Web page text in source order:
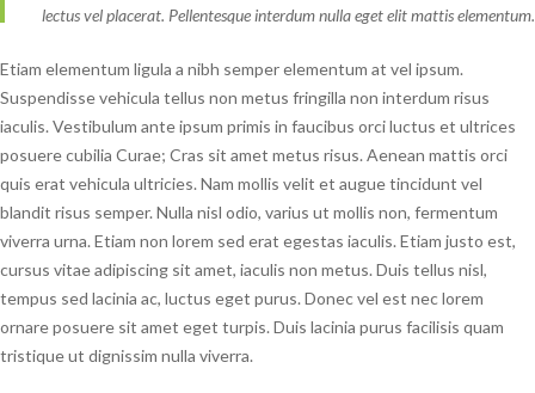
lectus vel placerat. Pellentesque interdum nulla eget elit mattis elementum.
Etiam elementum ligula a nibh semper elementum at vel ipsum.
Suspendisse vehicula tellus non metus fringilla non interdum risus
iaculis. Vestibulum ante ipsum primis in faucibus orci luctus et ultrices
posuere cubilia Curae; Cras sit amet metus risus. Aenean mattis orci
quis erat vehicula ultricies. Nam mollis velit et augue tincidunt vel
blandit risus semper. Nulla nisl odio, varius ut mollis non, fermentum
viverra urna. Etiam non lorem sed erat egestas iaculis. Etiam justo est,
cursus vitae adipiscing sit amet, iaculis non metus. Duis tellus nisl,
tempus sed lacinia ac, luctus eget purus. Donec vel est nec lorem
ornare posuere sit amet eget turpis. Duis lacinia purus facilisis quam
tristique ut dignissim nulla viverra.